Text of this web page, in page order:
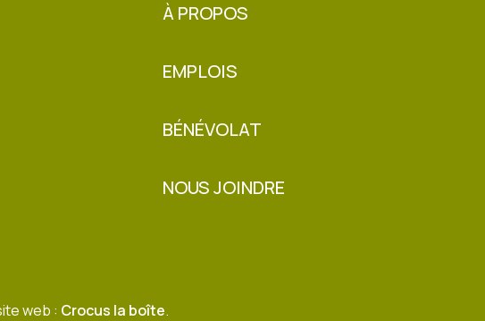
À PROPOS
EMPLOIS
BÉNÉVOLAT
NOUS JOINDRE
web : Crocus la boîte.